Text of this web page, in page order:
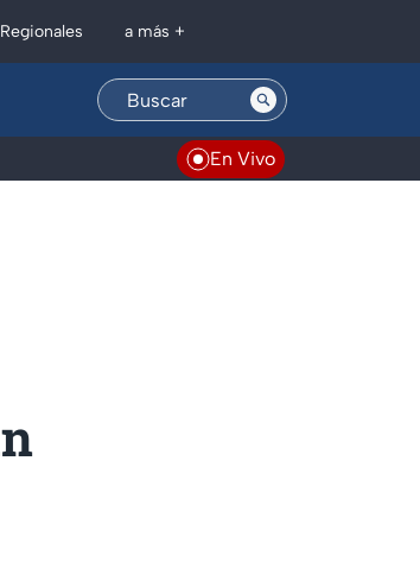
Regionales a más +
En Vivo